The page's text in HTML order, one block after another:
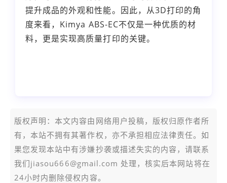
提升成品的外观和性能。因此，从3D打印的角
度来看，Kimya ABS-EC不仅是一种优质的材
料，更是实现高质量打印的关键。
版权声明：本文内容由网络用户投稿，版权归原作者所
有，本站不拥有其著作权，亦不承担相应法律责任。如
果您发现本站中有涉嫌抄袭或描述失实的内容，请联系
我们jiasou666@gmail.com 处理，核实后本网站将在
24小时内删除侵权内容。